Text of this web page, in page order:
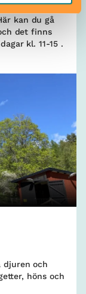
kan du gå
det finns
kl. 11-15 .
djuren och
höns och